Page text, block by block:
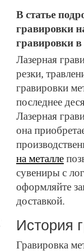
В статье
гравировки
гравировки
Лазерная
резки,
гравировки
последнее
Лазерная
она
на металле
сувениры с
оформляйте
доставкой.
История
Гравировка